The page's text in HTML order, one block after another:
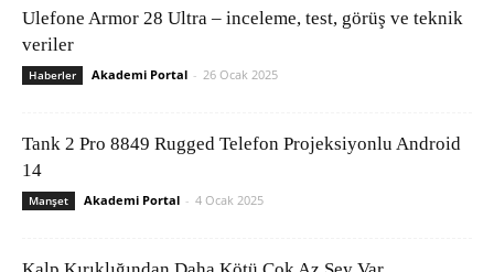
Ulefone Armor 28 Ultra – inceleme, test, görüş ve teknik
veriler
Haberler Akademi Portal - 26 Ocak 2025
Tank 2 Pro 8849 Rugged Telefon Projeksiyonlu Android
14
Manşet Akademi Portal - 4 Ocak 2025